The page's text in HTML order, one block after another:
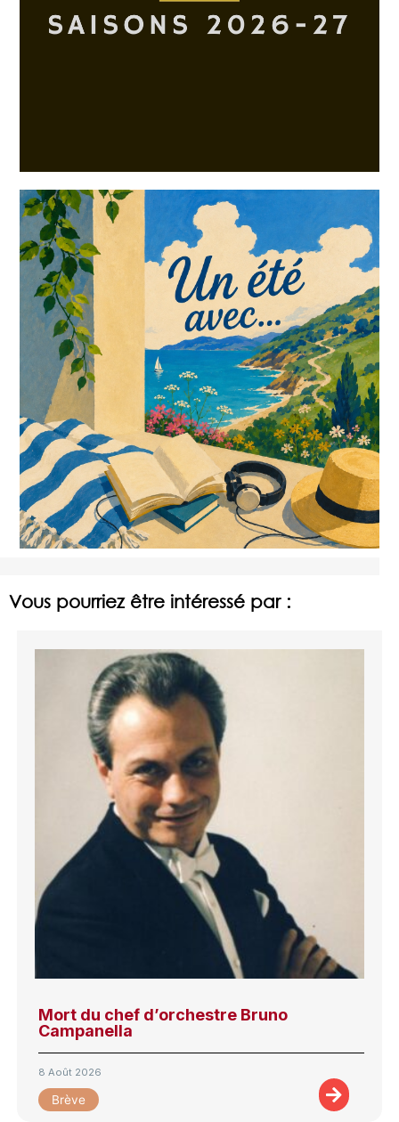
Vous pourriez être intéressé par :
Mort du chef d’orchestre Bruno
Campanella
8 Août 2026
Brève